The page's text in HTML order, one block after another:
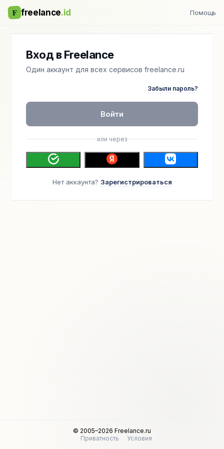
F freelance.id Помощь
Вход в Freelance
Один аккаунт для всех сервисов freelance.ru
Забыли пароль?
Войти
или через
Нет аккаунта? Зарегистрироваться
© 2005–2026 Freelance.ru
Приватность
Условия